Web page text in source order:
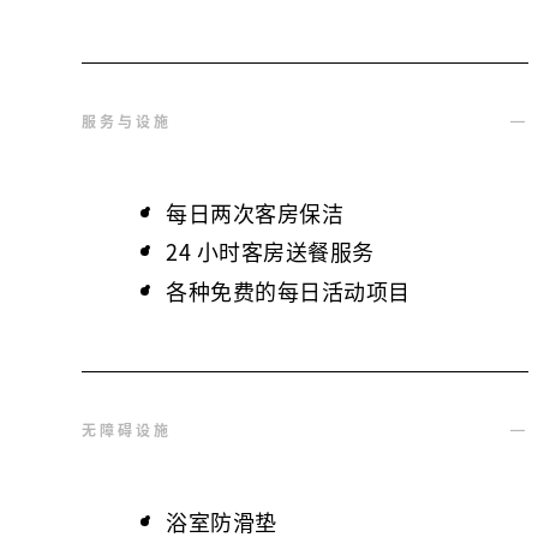
服务与设施
每日两次客房保洁
24 小时客房送餐服务
各种免费的每日活动项目
无障碍设施
浴室防滑垫